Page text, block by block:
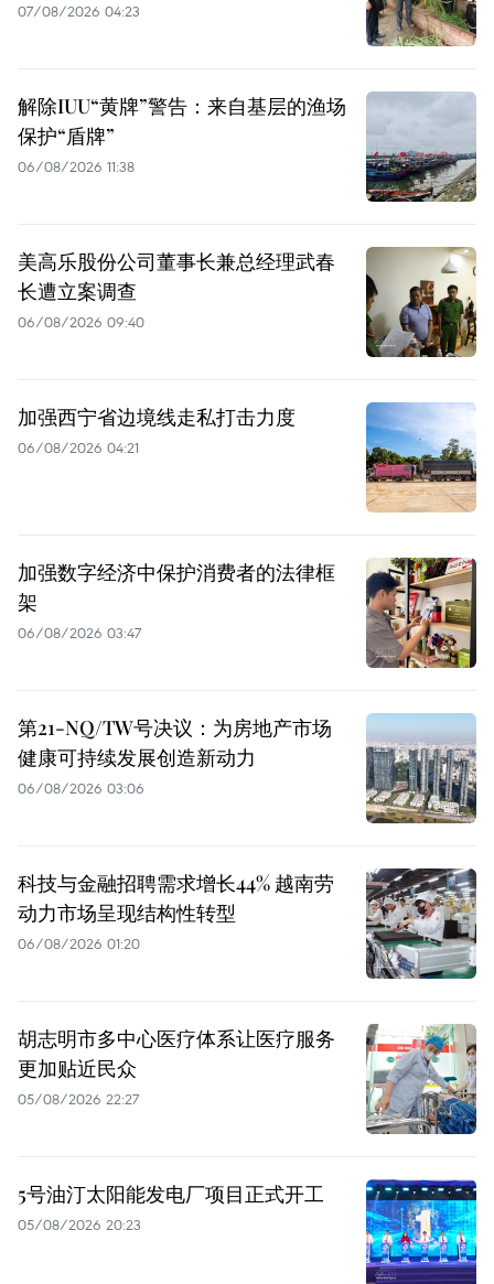
07/08/2026 04:23
解除IUU“黄牌”警告：来自基层的渔场
保护“盾牌”
06/08/2026 11:38
美高乐股份公司董事长兼总经理武春
长遭立案调查
06/08/2026 09:40
加强西宁省边境线走私打击力度
06/08/2026 04:21
加强数字经济中保护消费者的法律框
架
06/08/2026 03:47
第21-NQ/TW号决议：为房地产市场
健康可持续发展创造新动力
06/08/2026 03:06
科技与金融招聘需求增长44% 越南劳
动力市场呈现结构性转型
06/08/2026 01:20
胡志明市多中心医疗体系让医疗服务
更加贴近民众
05/08/2026 22:27
5号油汀太阳能发电厂项目正式开工
05/08/2026 20:23